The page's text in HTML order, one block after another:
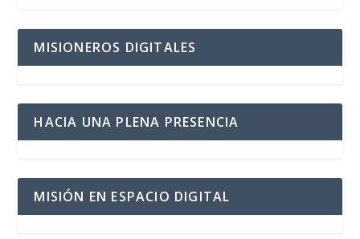
MISIONEROS DIGITALES
HACIA UNA PLENA PRESENCIA
MISIÓN EN ESPACIO DIGITAL